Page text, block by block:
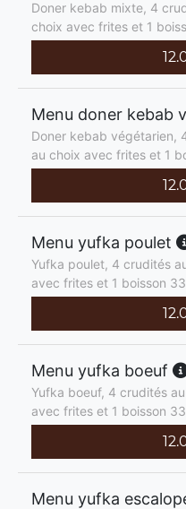
Doner kebab mixte, 4
choix avec frites et 1
Menu doner kebab
Doner kebab végétarien,
au choix avec frites et 1
Menu yufka poulet
Yufka poulet, 4 crudités
avec frites et 1 boisson
Menu yufka boeuf
Yufka boeuf, 4 crudités
avec frites et 1 boisson
Menu yufka